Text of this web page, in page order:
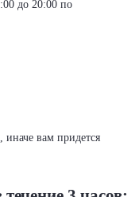
до 20:00 по
вам придется